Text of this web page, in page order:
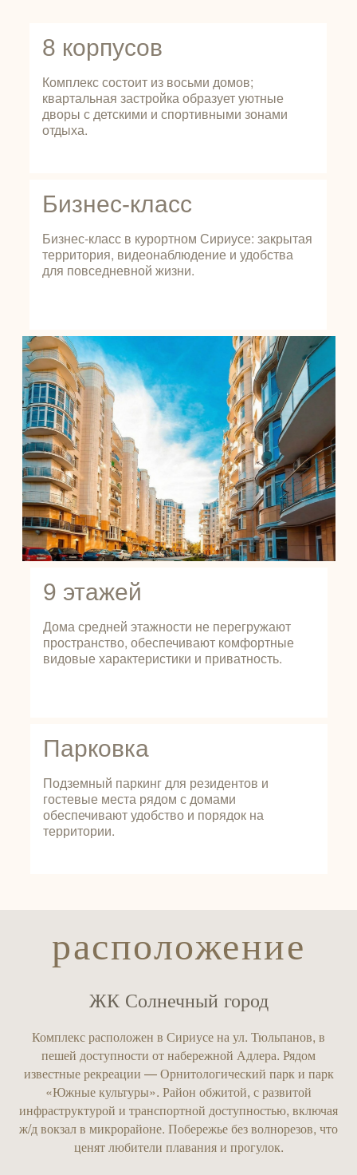
Парковка
Подземный паркинг для резидентов и
гостевые места рядом с домами
обеспечивают удобство и порядок на
территории.
9 этажей
Дома средней этажности не перегружают
пространство, обеспечивают комфортные
видовые характеристики и приватность.
Бизнес-класс
Бизнес-класс в курортном Сириусе: закрытая
территория, видеонаблюдение и удобства
для повседневной жизни.
8 корпусов
Комплекс состоит из восьми домов;
квартальная застройка образует уютные
дворы с детскими и спортивными зонами
отдыха.
расположение
ЖК Солнечный город
Комплекс расположен в Сириусе на ул. Тюльпанов, в
пешей доступности от набережной Адлера. Рядом
известные рекреации — Орнитологический парк и парк
«Южные культуры». Район обжитой, с развитой
инфраструктурой и транспортной доступностью, включая
ж/д вокзал в микрорайоне. Побережье без волнорезов, что
ценят любители плавания и прогулок.